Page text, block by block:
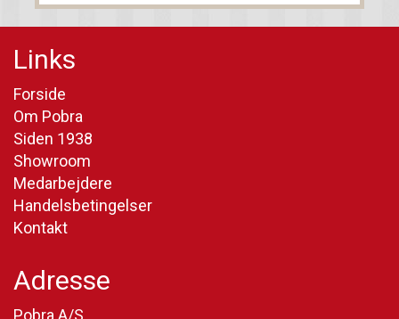
Links
Forside
Om Pobra
Siden 1938
Showroom
Medarbejdere
Handelsbetingelser
Kontakt
Adresse
Pobra A/S